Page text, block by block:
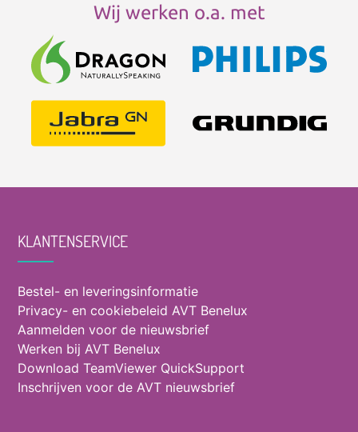
Wij werken o.a. met
KLANTENSERVICE
Bestel- en leveringsinformatie
Privacy- en cookiebeleid AVT Benelux
Aanmelden voor de nieuwsbrief
Werken bij AVT Benelux
Download TeamViewer QuickSupport
Inschrijven voor de AVT nieuwsbrief